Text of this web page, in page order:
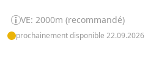
VE: 2000m (recommandé)
prochainement disponible 22.09.2026